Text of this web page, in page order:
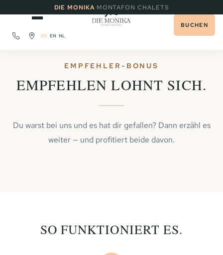
DIE MONIKA·MONTAFON CHALETS
DE EN NL
BUCHEN
EMPFEHLER-BONUS
EMPFEHLEN LOHNT SICH.
Du warst bei uns und es hat dir gefallen? Dann erzähl es
weiter — und profitiert beide davon.
SO FUNKTIONIERT ES.